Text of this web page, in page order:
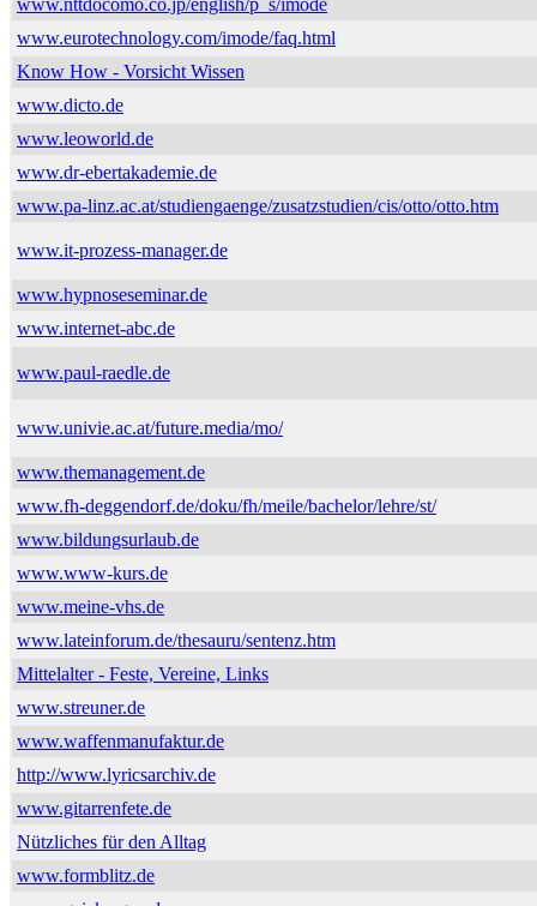
www.nttdocomo.co.jp/english/p_s/imode
www.eurotechnology.com/imode/faq.html
Know How - Vorsicht Wissen
www.dicto.de
www.leoworld.de
www.dr-ebertakademie.de
www.pa-linz.ac.at/studiengaenge/zusatzstudien/cis/otto/otto.htm
www.it-prozess-manager.de
www.hypnoseseminar.de
www.internet-abc.de
www.paul-raedle.de
www.univie.ac.at/future.media/mo/
www.themanagement.de
www.fh-deggendorf.de/doku/fh/meile/bachelor/lehre/st/
www.bildungsurlaub.de
www.www-kurs.de
www.meine-vhs.de
www.lateinforum.de/thesauru/sentenz.htm
Mittelalter - Feste, Vereine, Links
www.streuner.de
www.waffenmanufaktur.de
http://www.lyricsarchiv.de
www.gitarrenfete.de
Nützliches für den Alltag
www.formblitz.de